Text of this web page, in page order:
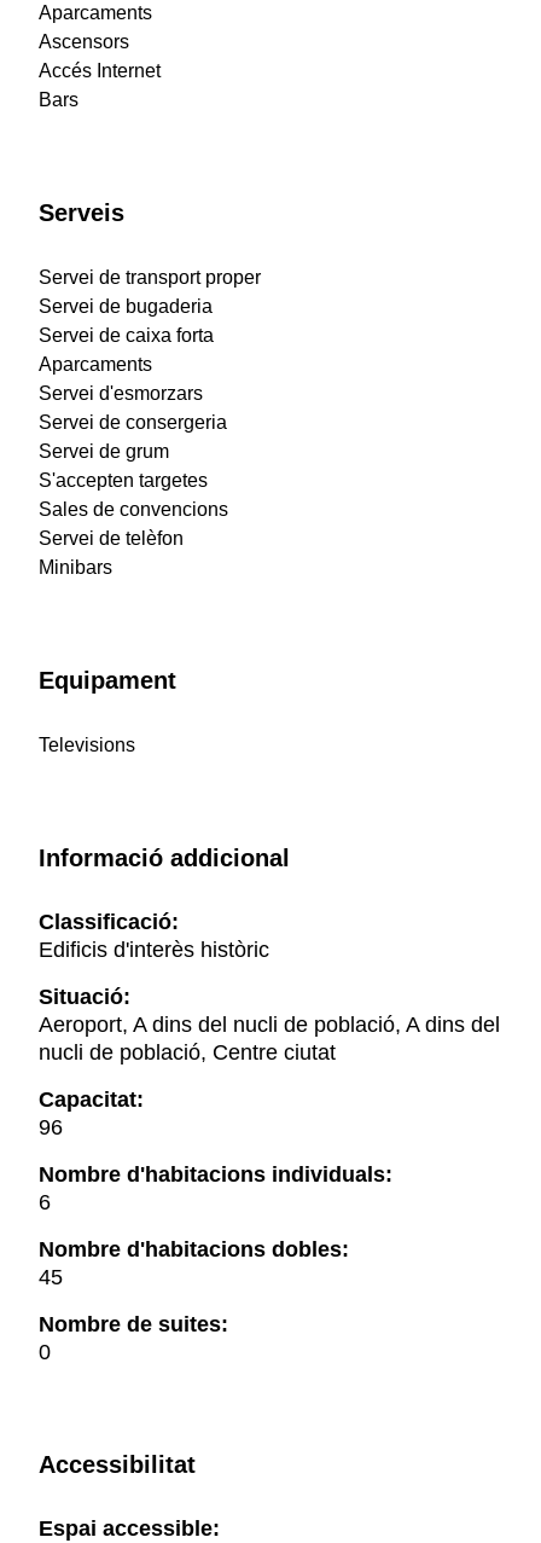
Aparcaments
Ascensors
Accés Internet
Bars
Serveis
Servei de transport proper
Servei de bugaderia
Servei de caixa forta
Aparcaments
Servei d'esmorzars
Servei de consergeria
Servei de grum
S'accepten targetes
Sales de convencions
Servei de telèfon
Minibars
Equipament
Televisions
Informació addicional
Classificació:
Edificis d'interès històric
Situació:
Aeroport, A dins del nucli de població, A dins del
nucli de població, Centre ciutat
Capacitat:
96
Nombre d'habitacions individuals:
6
Nombre d'habitacions dobles:
45
Nombre de suites:
0
Accessibilitat
Espai accessible: